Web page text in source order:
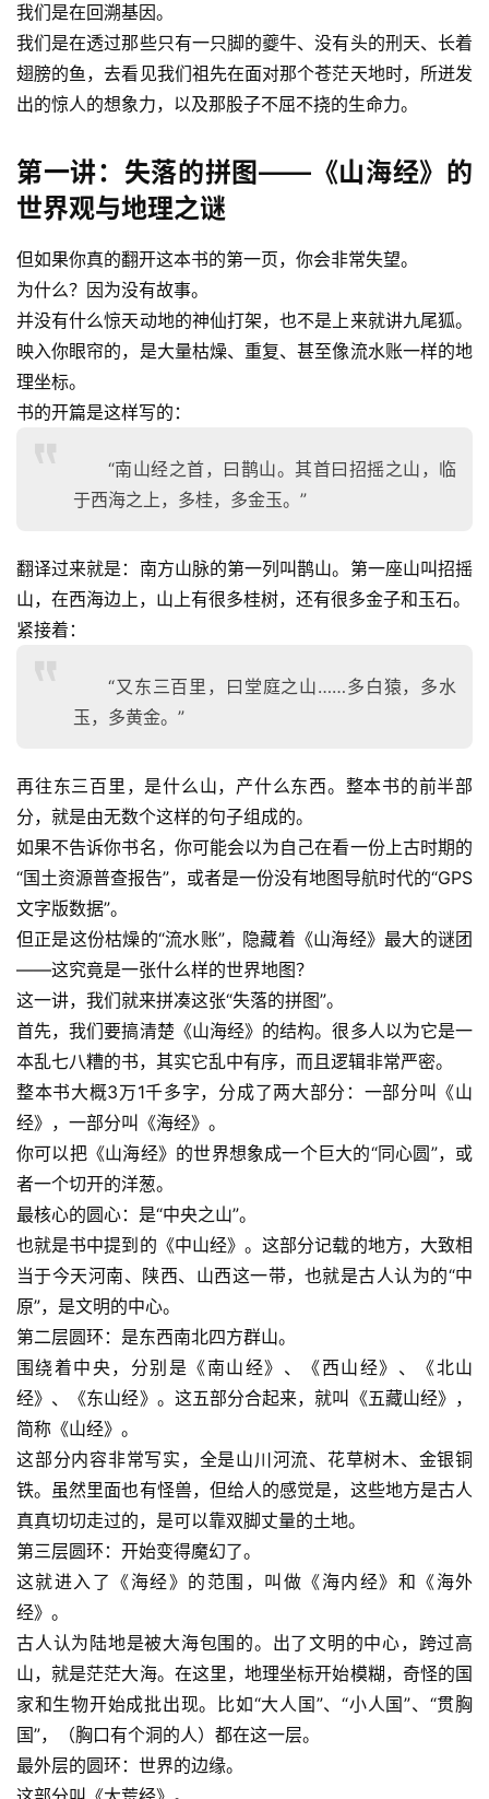
我们是在回溯基因。
我们是在透过那些只有一只脚的夔牛、没有头的刑天、长着
翅膀的鱼，去看见我们祖先在面对那个苍茫天地时，所迸发
出的惊人的想象力，以及那股子不屈不挠的生命力。
第一讲：失落的拼图——《山海经》的
世界观与地理之谜
但如果你真的翻开这本书的第一页，你会非常失望。
为什么？因为没有故事。
并没有什么惊天动地的神仙打架，也不是上来就讲九尾狐。
映入你眼帘的，是大量枯燥、重复、甚至像流水账一样的地
理坐标。
书的开篇是这样写的：
“南山经之首，曰鹊山。其首曰招摇之山，临
于西海之上，多桂，多金玉。”
翻译过来就是：南方山脉的第一列叫鹊山。第一座山叫招摇
山，在西海边上，山上有很多桂树，还有很多金子和玉石。
紧接着：
“又东三百里，曰堂庭之山……多白猿，多水
玉，多黄金。”
再往东三百里，是什么山，产什么东西。整本书的前半部
分，就是由无数个这样的句子组成的。
如果不告诉你书名，你可能会以为自己在看一份上古时期的
“国土资源普查报告”，或者是一份没有地图导航时代的“GPS
文字版数据”。
但正是这份枯燥的“流水账”，隐藏着《山海经》最大的谜团
——这究竟是一张什么样的世界地图？
这一讲，我们就来拼凑这张“失落的拼图”。
首先，我们要搞清楚《山海经》的结构。很多人以为它是一
本乱七八糟的书，其实它乱中有序，而且逻辑非常严密。
整本书大概3万1千多字，分成了两大部分：一部分叫《山
经》，一部分叫《海经》。
你可以把《山海经》的世界想象成一个巨大的“同心圆”，或
者一个切开的洋葱。
最核心的圆心：是“中央之山”。
也就是书中提到的 《中山经》。这部分记载的地方，大致相
当于今天河南、陕西、山西这一带，也就是古人认为的“中
原”，是文明的中心。
第二层圆环：是东西南北四方群山。
围绕着中央，分别是 《南山经》 、《西山经》、《北山
经》、《东山经》。这五部分合起来，就叫《五藏山经》，
简称《山经》。
这部分内容非常写实，全是山川河流、花草树木、金银铜
铁。虽然里面也有怪兽，但给人的感觉是，这些地方是古人
真真切切走过的，是可以靠双脚丈量的土地。
第三层圆环：开始变得魔幻了。
这就进入了《海经》的范围，叫做《海内经》和《海外
经》。
古人认为陆地是被大海包围的。出了文明的中心，跨过高
山，就是茫茫大海。在这里，地理坐标开始模糊，奇怪的国
家和生物开始成批出现。比如“大人国”、“小人国”、“贯胸
国”，（胸口有个洞的人）都在这一层。
最外层的圆环：世界的边缘。